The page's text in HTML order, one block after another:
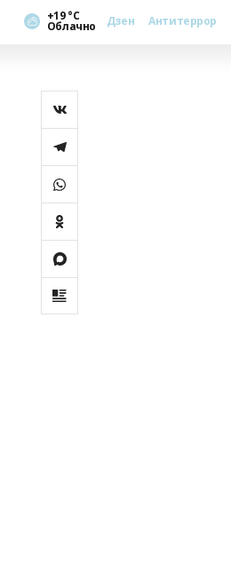
+19 °С
Облачно Дзен Антитеррор